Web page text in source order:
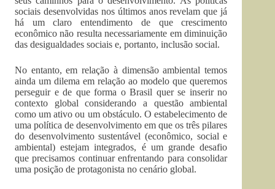
sociais desenvolvidas nos últimos anos revelam que já
há um claro entendimento de que crescimento
econômico não resulta necessariamente em diminuição
das desigualdades sociais e, portanto, inclusão social.
No entanto, em relação à dimensão ambiental temos
ainda um dilema em relação ao modelo que queremos
perseguir e de que forma o Brasil quer se inserir no
contexto global considerando a questão ambiental
como um ativo ou um obstáculo. O estabelecimento de
uma política de desenvolvimento em que os três pilares
do desenvolvimento sustentável (econômico, social e
ambiental) estejam integrados, é um grande desafio
que precisamos continuar enfrentando para consolidar
uma posição de protagonista no cenário global.